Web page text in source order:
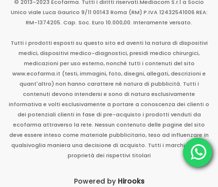
© 2013-2023 Ecofarma. Tutti i diritti riservati.Mediacom S.r.l a Socio
Unico viale Luca Gaurico 9/11 00143 Roma (RM) P.IVA 12432541006 REA:
RM-1374205. Cap. Soc. Euro 10.000,00. Interamente versato.
Tutti i prodotti esposti su questo sito ed aventi la natura di dispositivi
medici, dispositivi medico-diagnostici, presidi medico chirurgici,
medicazioni per uso esterno, nonché tutti i contenuti del sito
www.ecofarma.it (testi, immagini, foto, disegni, allegati, descrizioni e
quant'altro) non hanno carattere né natura di pubblicità. Tutti i
contenuti devono intendersi e sono di natura esclusivamente
informativa e volti esclusivamente a portare a conoscenza dei clienti o
dei potenziali clienti in fase di pre-acquisto i prodotti venduti da
ecofarma attraverso la rete. Nessun contenuto delle pagine del sito
deve essere inteso come materiale pubblicitario, teso ad influenzare in
qualsivoglia maniera una decisione di acquisto. Tutti i marchi sono di
proprietà dei rispettivi titolari
Powered by Hirooks